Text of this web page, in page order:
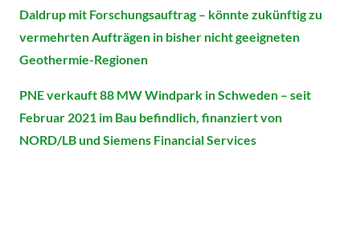
Daldrup mit Forschungsauftrag – könnte zukünftig zu
vermehrten Aufträgen in bisher nicht geeigneten
Geothermie-Regionen
PNE verkauft 88 MW Windpark in Schweden – seit
Februar 2021 im Bau befindlich, finanziert von
NORD/LB und Siemens Financial Services